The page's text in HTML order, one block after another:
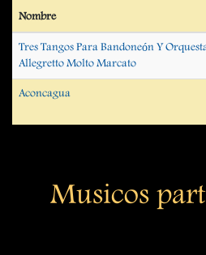
Nombre
Tres Tangos Para Bandoneón Y
Allegretto Molto Marcato
Aconcagua
Musicos